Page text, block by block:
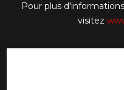
Pour plus
visitez